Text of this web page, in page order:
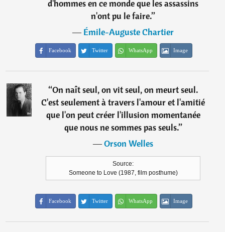
d'hommes en ce monde que les assassins
n'ont pu le faire.”
―Émile-Auguste Chartier
Facebook Twitter WhatsApp Image
“On naît seul, on vit seul, on meurt seul.
C'est seulement à travers l'amour et l'amitié
que l'on peut créer l'illusion momentanée
que nous ne sommes pas seuls.”
―Orson Welles
Source:
Someone to Love (1987, film posthume)
Facebook Twitter WhatsApp Image